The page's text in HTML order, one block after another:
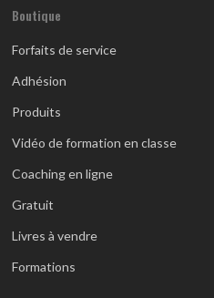
Boutique
Forfaits de service
Adhésion
Produits
Vidéo de formation en classe
Coaching en ligne
Gratuit
Livres à vendre
Formations